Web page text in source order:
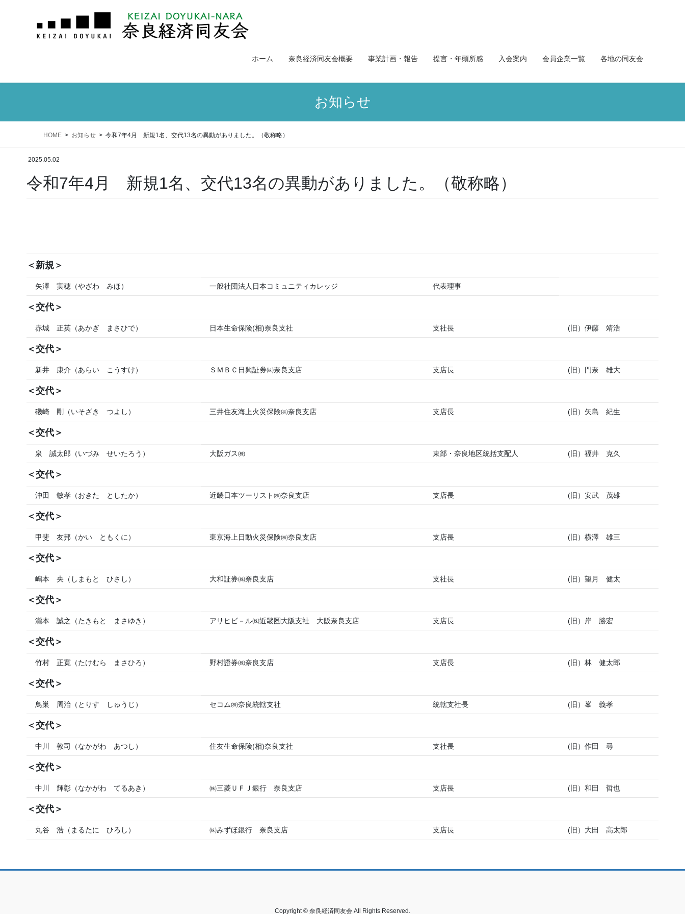
ホーム 奈良経済同友会概要 事業計画・報告 提言・年頭所感 入会案内 会員企業一覧 各地の同友会
お知らせ
HOME お知らせ 令和7年4月 新規1名、交代13名の異動がありました。（敬称略）
2025.05.02
令和7年4月 新規1名、交代13名の異動がありました。（敬称略）
＜新規＞
矢澤 実穂（やざわ みほ） 一般社団法人日本コミュニティカレッジ 代表理事
＜交代＞
赤城 正英（あかぎ まさひで） 日本生命保険(相)奈良支社 支社長 (旧）伊藤 靖浩
＜交代＞
新井 康介（あらい こうすけ） ＳＭＢＣ日興証券㈱奈良支店 支店長 (旧）門奈 雄大
＜交代＞
磯崎 剛（いそざき つよし） 三井住友海上火災保険㈱奈良支店 支店長 (旧）矢島 紀生
＜交代＞
泉 誠太郎（いづみ せいたろう） 大阪ガス㈱ 東部・奈良地区統括支配人 (旧）福井 克久
＜交代＞
沖田 敏孝（おきた としたか） 近畿日本ツーリスト㈱奈良支店 支店長 (旧）安武 茂雄
＜交代＞
甲斐 友邦（かい ともくに） 東京海上日動火災保険㈱奈良支店 支店長 (旧）横澤 雄三
＜交代＞
嶋本 央（しまもと ひさし） 大和証券㈱奈良支店 支社長 (旧）望月 健太
＜交代＞
瀧本 誠之（たきもと まさゆき） アサヒビ－ル㈱近畿圏大阪支社 大阪奈良支店 支店長 (旧）岸 勝宏
＜交代＞
竹村 正寛（たけむら まさひろ） 野村證券㈱奈良支店 支店長 (旧）林 健太郎
＜交代＞
鳥巣 周治（とりす しゅうじ） セコム㈱奈良統轄支社 統轄支社長 (旧）峯 義孝
＜交代＞
中川 敦司（なかがわ あつし） 住友生命保険(相)奈良支社 支社長 (旧）作田 尋
＜交代＞
中川 輝彰（なかがわ てるあき） ㈱三菱ＵＦＪ銀行 奈良支店 支店長 (旧）和田 哲也
＜交代＞
丸谷 浩（まるたに ひろし） ㈱みずほ銀行 奈良支店 支店長 (旧）大田 高太郎
Copyright © 奈良経済同友会 All Rights Reserved.